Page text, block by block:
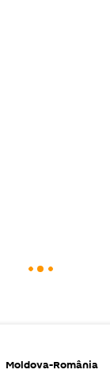
Moldova-România